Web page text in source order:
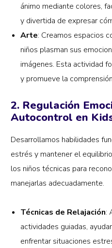
ánimo mediante colores,
y divertida de expresar
Arte: Creamos espacios
niños plasman sus
imágenes. Esta actividad
y promueve la
2. Regulación
Autocontrol en
Desarrollamos habilidades
estrés y mantener el
los niños técnicas para
manejarlas adecuadamente.
Técnicas de Relajación:
actividades guiadas,
enfrentar situaciones